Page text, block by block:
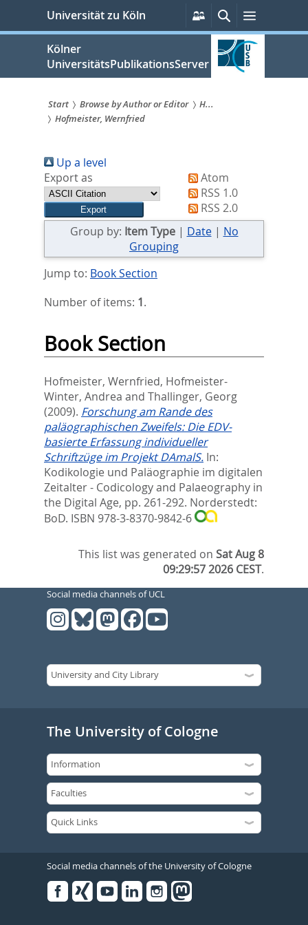
springen
Universität zu Köln
Persönliche
Services
SucheMenü
Kölner
UniversitätsPublikationsServer
Sie
sind
hier:
Start Browse by Author or Editor
H...
Hofmeister, Wernfried
Up a level
Export as
Atom
RSS 1.0
RSS 2.0
Group by: Item Type| Date| No
Grouping
Jump to: Book Section
Number of items: 1.
Book Section
Hofmeister, Wernfried, Hofmeister-
Winter, Andrea and Thallinger, Georg
(2009). Forschung am Rande des
paläographischen Zweifels: Die EDV-
basierte Erfassung individueller
Schriftzüge im Projekt DAmalS. In:
Kodikologie und Paläographie im digitalen
Zeitalter - Codicology and Palaeography in
the Digital Age, pp. 261-292. Norderstedt:
BoD. ISBN 978-3-8370-9842-6
This list was generated onSat Aug 8
09:29:57 2026 CEST.
Social media channels of UCL
The University of Cologne
Social media channels of the University of Cologne